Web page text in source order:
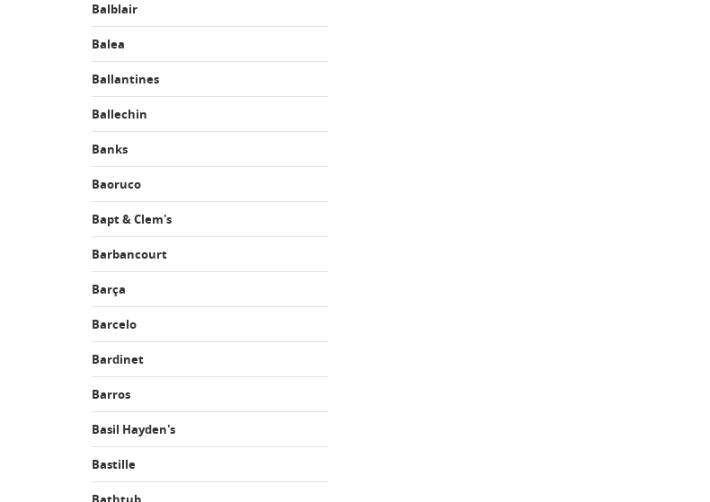
Balblair
Balea
Ballantines
Ballechin
Banks
Baoruco
Bapt & Clem's
Barbancourt
Barça
Barcelo
Bardinet
Barros
Basil Hayden's
Bastille